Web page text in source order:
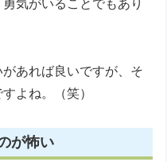
気がいることでもあり
あれば良いですが、そ
よね。（笑）
が怖い